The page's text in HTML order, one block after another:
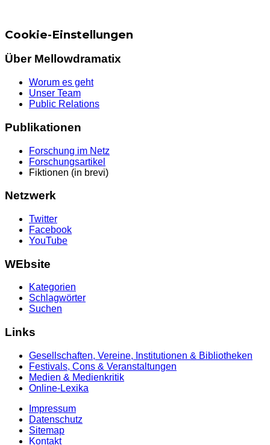
Cookie-Einstellungen
Über Mellowdramatix
Worum es geht
Unser Team
Public Relations
Publikationen
Forschung im Netz
Forschungsartikel
Fiktionen (in brevi)
Netzwerk
Twitter
Facebook
YouTube
WEbsite
Kategorien
Schlagwörter
Suchen
Links
Gesellschaften, Vereine, Institutionen & Bibliotheken
Festivals, Cons & Veranstaltungen
Medien & Medienkritik
Online-Lexika
Impressum
Datenschutz
Sitemap
Kontakt